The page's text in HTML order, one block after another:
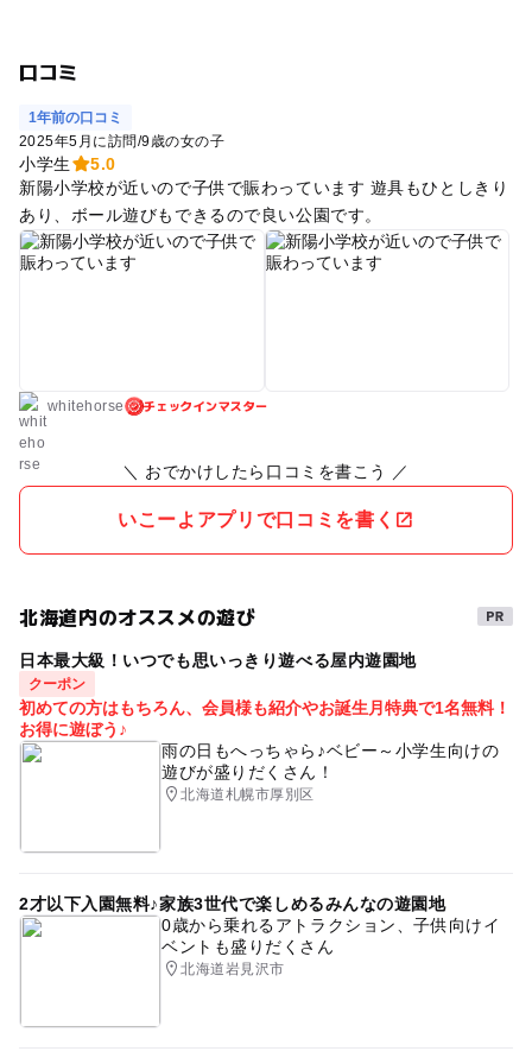
口コミ
1年前の口コミ
2025年5月に訪問/9歳の女の子
小学生
5.0
新陽小学校が近いので子供で賑わっています 遊具もひとしきり
あり、ボール遊びもできるので良い公園です。
whitehorse チェックインマスター
＼ おでかけしたら口コミを書こう ／
いこーよアプリで口コミを書く
北海道内のオススメの遊び
日本最大級！いつでも思いっきり遊べる屋内遊園地
クーポン
初めての方はもちろん、会員様も紹介やお誕生月特典で1名無料！
お得に遊ぼう♪
雨の日もへっちゃら♪ベビー～小学生向けの
遊びが盛りだくさん！
北海道札幌市厚別区
2才以下入園無料♪家族3世代で楽しめるみんなの遊園地
0歳から乗れるアトラクション、子供向けイ
ベントも盛りだくさん
北海道岩見沢市